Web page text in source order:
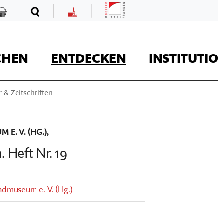
Kaufladen | | Mittelfranken
ENTDECKEN
& Zeitschriften
Heft Nr. 19
E. V. (HG.),
e. V. (Hg.)